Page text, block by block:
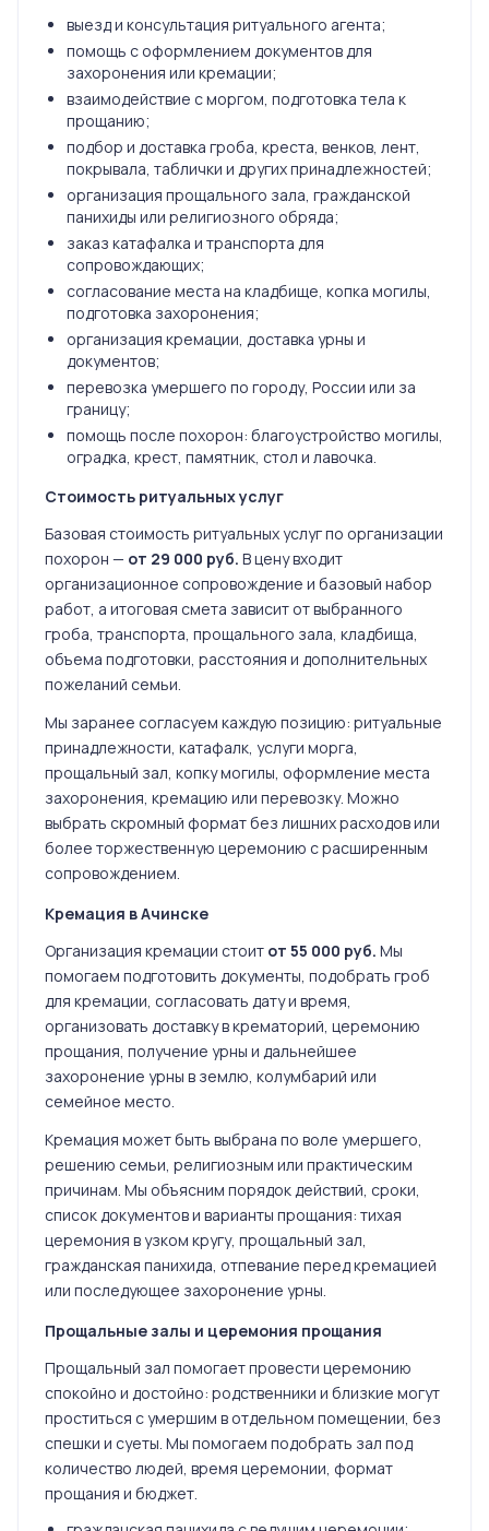
выезд и консультация ритуального агента;
помощь с оформлением документов для
захоронения или кремации;
взаимодействие с моргом, подготовка тела к
прощанию;
подбор и доставка гроба, креста, венков, лент,
покрывала, таблички и других принадлежностей;
организация прощального зала, гражданской
панихиды или религиозного обряда;
заказ катафалка и транспорта для
сопровождающих;
согласование места на кладбище, копка могилы,
подготовка захоронения;
организация кремации, доставка урны и
документов;
перевозка умершего по городу, России или за
границу;
помощь после похорон: благоустройство могилы,
оградка, крест, памятник, стол и лавочка.
Стоимость ритуальных услуг
Базовая стоимость ритуальных услуг по организации
похорон — от 29 000 руб. В цену входит
организационное сопровождение и базовый набор
работ, а итоговая смета зависит от выбранного
гроба, транспорта, прощального зала, кладбища,
объема подготовки, расстояния и дополнительных
пожеланий семьи.
Мы заранее согласуем каждую позицию: ритуальные
принадлежности, катафалк, услуги морга,
прощальный зал, копку могилы, оформление места
захоронения, кремацию или перевозку. Можно
выбрать скромный формат без лишних расходов или
более торжественную церемонию с расширенным
сопровождением.
Кремация в Ачинске
Организация кремации стоит от 55 000 руб. Мы
помогаем подготовить документы, подобрать гроб
для кремации, согласовать дату и время,
организовать доставку в крематорий, церемонию
прощания, получение урны и дальнейшее
захоронение урны в землю, колумбарий или
семейное место.
Кремация может быть выбрана по воле умершего,
решению семьи, религиозным или практическим
причинам. Мы объясним порядок действий, сроки,
список документов и варианты прощания: тихая
церемония в узком кругу, прощальный зал,
гражданская панихида, отпевание перед кремацией
или последующее захоронение урны.
Прощальные залы и церемония прощания
Прощальный зал помогает провести церемонию
спокойно и достойно: родственники и близкие могут
проститься с умершим в отдельном помещении, без
спешки и суеты. Мы помогаем подобрать зал под
количество людей, время церемонии, формат
прощания и бюджет.